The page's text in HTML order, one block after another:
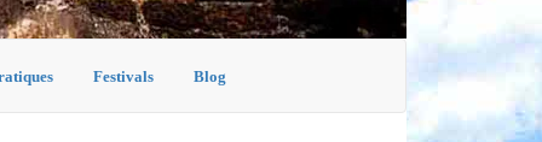
Festivals Blog